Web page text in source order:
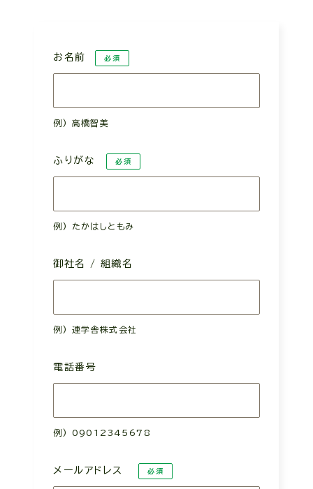
お名前
ふりがな
御社名 / 組織名
電話番号
メールアドレス